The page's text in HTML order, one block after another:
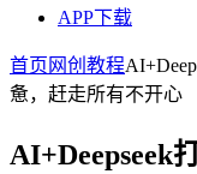
APP下载
首页 网创教程
惫，赶走所有不开心
AI+Deepseek